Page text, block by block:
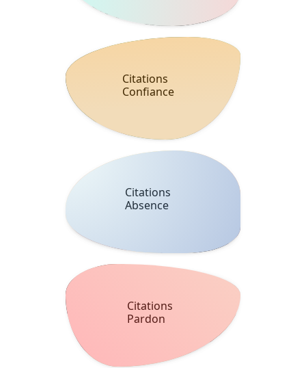
Citations
Confiance
Citations
Absence
Citations
Pardon